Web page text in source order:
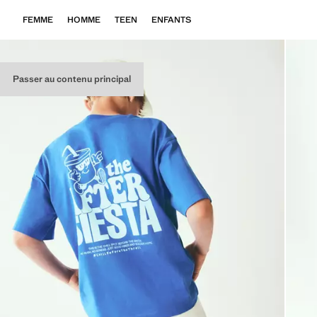
Passer au contenu principal
FEMME HOMME TEEN ENFANTS